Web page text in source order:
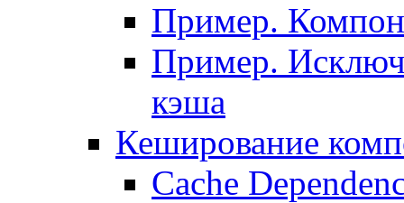
Пример.
Пример.
кэша
Кеширование
Сache